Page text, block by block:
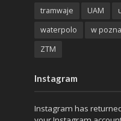
tramwaje
UAM
waterpolo
w
ZTM
Instagram
Instagram has